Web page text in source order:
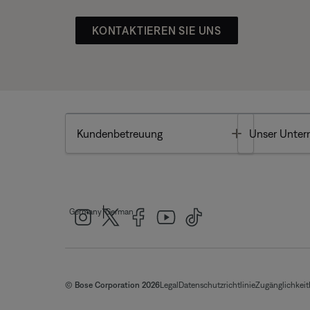
KONTAKTIEREN SIE UNS
Kundenbetreuung Toggle
Unser
Germany|German
© Bose Corporation 2026Legal DatenschutzrichtlinieZugänglichkeit